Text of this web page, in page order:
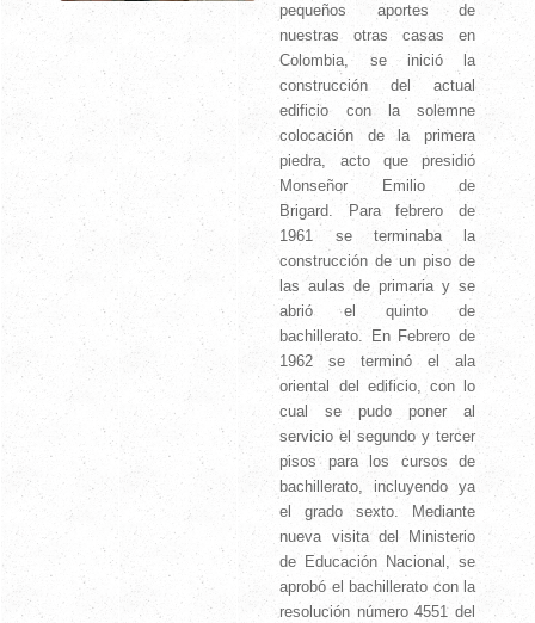
pequeños aportes de
nuestras otras casas en
Colombia, se inició la
construcción del actual
edificio con la solemne
colocación de la primera
piedra, acto que presidió
Monseñor Emilio de
Brigard. Para febrero de
1961 se terminaba la
construcción de un piso de
las aulas de primaria y se
abrió el quinto de
bachillerato. En Febrero de
1962 se terminó el ala
oriental del edificio, con lo
cual se pudo poner al
servicio el segundo y tercer
pisos para los cursos de
bachillerato, incluyendo ya
el grado sexto. Mediante
nueva visita del Ministerio
de Educación Nacional, se
aprobó el bachillerato con la
resolución número 4551 del